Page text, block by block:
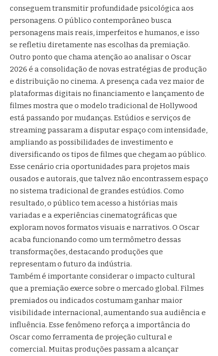
conseguem transmitir profundidade psicológica aos
personagens. O público contemporâneo busca
personagens mais reais, imperfeitos e humanos, e isso
se refletiu diretamente nas escolhas da premiação.
Outro ponto que chama atenção ao analisar o Oscar
2026 é a consolidação de novas estratégias de produção
e distribuição no cinema. A presença cada vez maior de
plataformas digitais no financiamento e lançamento de
filmes mostra que o modelo tradicional de Hollywood
está passando por mudanças. Estúdios e serviços de
streaming passaram a disputar espaço com intensidade,
ampliando as possibilidades de investimento e
diversificando os tipos de filmes que chegam ao público.
Esse cenário cria oportunidades para projetos mais
ousados e autorais, que talvez não encontrassem espaço
no sistema tradicional de grandes estúdios. Como
resultado, o público tem acesso a histórias mais
variadas e a experiências cinematográficas que
exploram novos formatos visuais e narrativos. O Oscar
acaba funcionando como um termômetro dessas
transformações, destacando produções que
representam o futuro da indústria.
Também é importante considerar o impacto cultural
que a premiação exerce sobre o mercado global. Filmes
premiados ou indicados costumam ganhar maior
visibilidade internacional, aumentando sua audiência e
influência. Esse fenômeno reforça a importância do
Oscar como ferramenta de projeção cultural e
comercial. Muitas produções passam a alcançar